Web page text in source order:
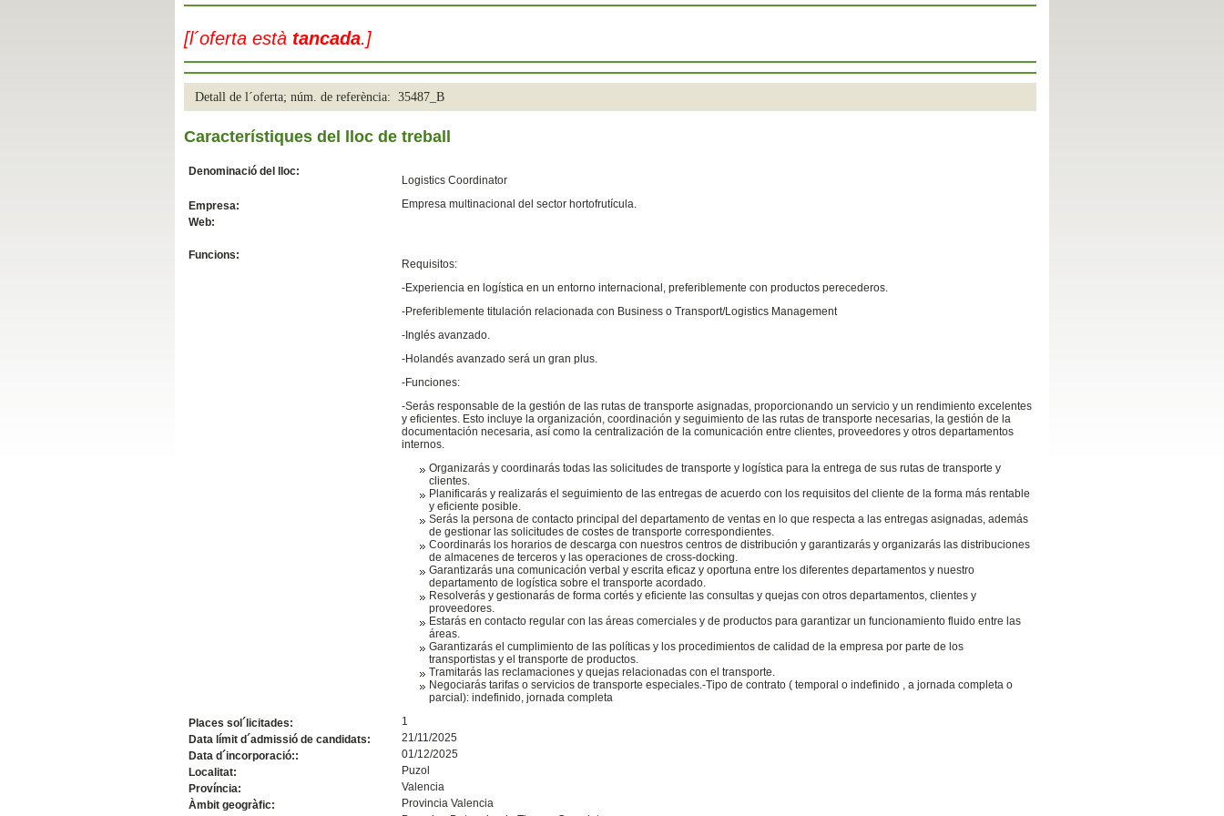
Slide01
[l´oferta està tancada.]
Detall de l´oferta; núm. de referència: 35487_B
Característiques del lloc de treball
Denominació del lloc:
Logistics Coordinator
Empresa:
Empresa multinacional del sector hortofrutícula.
Web:
Funcions:
Requisitos:
-Experiencia en logística en un entorno internacional, preferiblemente con productos perecederos.
-Preferiblemente titulación relacionada con Business o Transport/Logistics Management
-Inglés avanzado.
-Holandés avanzado será un gran plus.
-Funciones:
-Serás responsable de la gestión de las rutas de transporte asignadas, proporcionando un servicio y un rendimiento excelentes
y eficientes. Esto incluye la organización, coordinación y seguimiento de las rutas de transporte necesarias, la gestión de la
documentación necesaria, así como la centralización de la comunicación entre clientes, proveedores y otros departamentos
internos.
Organizarás y coordinarás todas las solicitudes de transporte y logística para la entrega de sus rutas de transporte y
clientes.
Planificarás y realizarás el seguimiento de las entregas de acuerdo con los requisitos del cliente de la forma más rentable
y eficiente posible.
Serás la persona de contacto principal del departamento de ventas en lo que respecta a las entregas asignadas, además
de gestionar las solicitudes de costes de transporte correspondientes.
Coordinarás los horarios de descarga con nuestros centros de distribución y garantizarás y organizarás las distribuciones
de almacenes de terceros y las operaciones de cross-docking.
Garantizarás una comunicación verbal y escrita eficaz y oportuna entre los diferentes departamentos y nuestro
departamento de logística sobre el transporte acordado.
Resolverás y gestionarás de forma cortés y eficiente las consultas y quejas con otros departamentos, clientes y
proveedores.
Estarás en contacto regular con las áreas comerciales y de productos para garantizar un funcionamiento fluido entre las
áreas.
Garantizarás el cumplimiento de las políticas y los procedimientos de calidad de la empresa por parte de los
transportistas y el transporte de productos.
Tramitarás las reclamaciones y quejas relacionadas con el transporte.
Negociarás tarifas o servicios de transporte especiales.-Tipo de contrato ( temporal o indefinido , a jornada completa o
parcial): indefinido, jornada completa
Places sol´licitades:
1
Data límit d´admissió de candidats:
21/11/2025
Data d´incorporació::
01/12/2025
Localitat:
Puzol
Província:
Valencia
Àmbit geogràfic:
Provincia Valencia